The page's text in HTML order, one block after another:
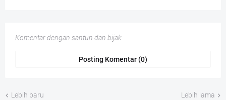
Komentar dengan santun dan bijak
Posting Komentar (0)
Lebih baru Lebih lama